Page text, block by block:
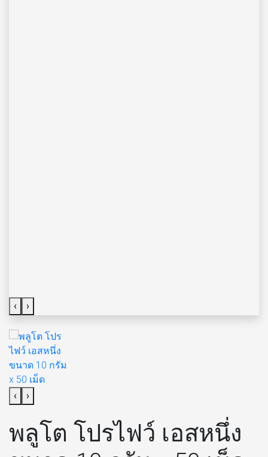
‹ ›
‹ ›
พลูโต โปรไฟว์ เอสหนึ่ง